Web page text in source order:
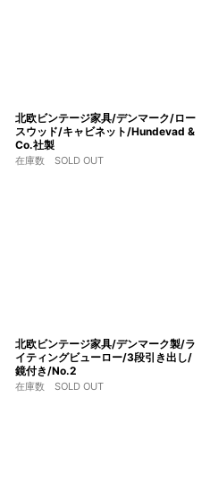
北欧ビンテージ家具/デンマーク/ロー
スウッド/キャビネット/Hundevad &
Co.社製
在庫数 SOLD OUT
北欧ビンテージ家具/デンマーク製/ラ
イティングビューロー/3段引き出し/
鏡付き/No.2
在庫数 SOLD OUT